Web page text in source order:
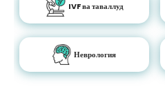
IVF ва таваллуд
Неврология